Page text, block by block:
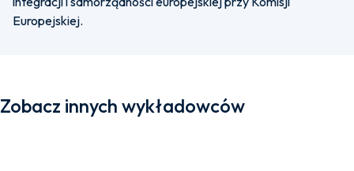
Europejskiej.
Zobacz innych wykładowców